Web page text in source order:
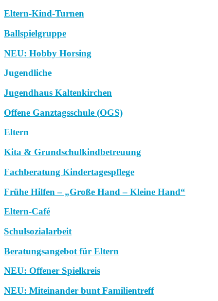
Eltern-Kind-Turnen
Ballspielgruppe
NEU: Hobby Horsing
Jugendliche
Jugendhaus Kaltenkirchen
Offene Ganztagsschule (OGS)
Eltern
Kita & Grundschulkindbetreuung
Fachberatung Kindertagespflege
Frühe Hilfen – „Große Hand – Kleine Hand“
Eltern-Café
Schulsozialarbeit
Beratungsangebot für Eltern
NEU: Offener Spielkreis
NEU: Miteinander bunt Familientreff